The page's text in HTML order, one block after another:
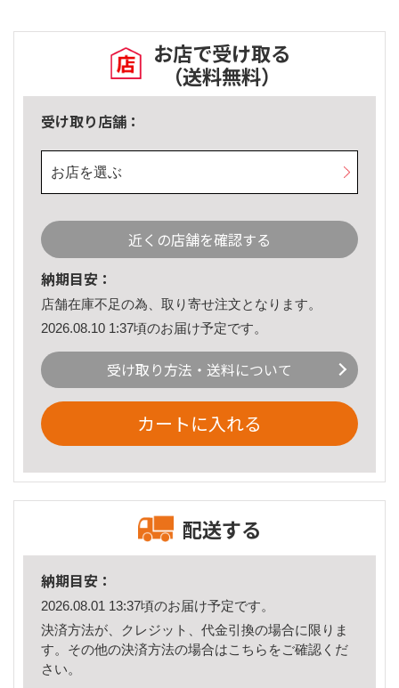
お店で受け取る
（送料無料）
受け取り店舗：
お店を選ぶ
近くの店舗を確認する
納期目安：
店舗在庫不足の為、取り寄せ注文となります。
2026.08.10 1:37頃のお届け予定です。
受け取り方法・送料について
カートに入れる
配送する
納期目安：
2026.08.01 13:37頃のお届け予定です。
決済方法が、クレジット、代金引換の場合に限りま
す。その他の決済方法の場合はこちら をご確認くだ
さい。